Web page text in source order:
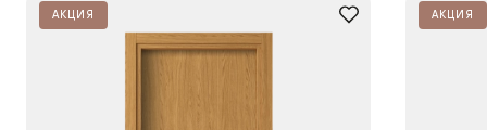
АКЦИЯ АКЦИЯ